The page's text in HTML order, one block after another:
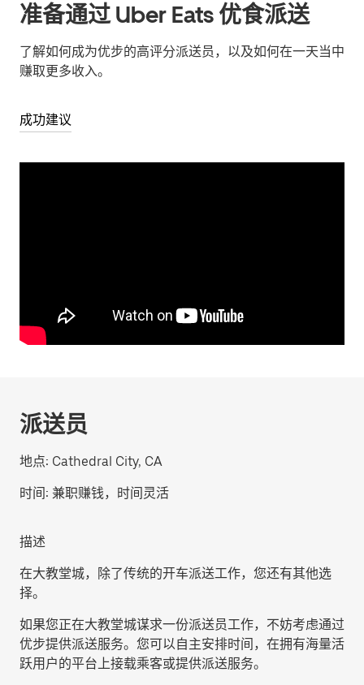
准备通过 Uber Eats 优食派送
了解如何成为优步的高评分派送员，以及如何在一天当中
赚取更多收入。
成功建议
派送员
地点: Cathedral City, CA
时间: 兼职赚钱，时间灵活
描述
在大教堂城，除了传统的开车派送工作，您还有其他选
择。
如果您正在大教堂城谋求一份派送员工作，不妨考虑通过
优步提供派送服务。您可以自主安排时间，在拥有海量活
跃用户的平台上接载乘客或提供派送服务。